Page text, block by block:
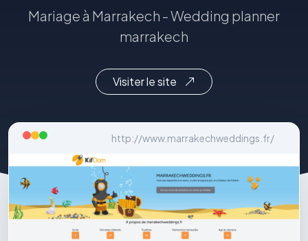
Mariage à Marrakech - Wedding planner
marrakech
Visiter le site
http://www.marrakechweddings.fr/